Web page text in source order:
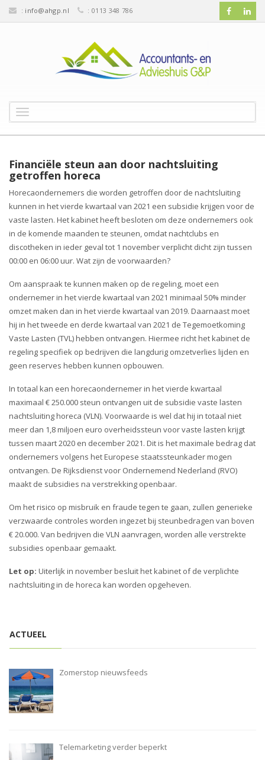
: info@ahgp.nl : 0113 348 786
o
g
l
a
v
i
g
a
i
n
Financiële steun aan door nachtsluiting
getroffen horeca
Horecaondernemers die worden getroffen door de nachtsluiting
kunnen in het vierde kwartaal van 2021 een subsidie krijgen voor de
vaste lasten. Het kabinet heeft besloten om deze ondernemers ook
in de komende maanden te steunen, omdat nachtclubs en
discotheken in ieder geval tot 1 november verplicht dicht zijn tussen
00:00 en 06:00 uur. Wat zijn de voorwaarden?
Om aanspraak te kunnen maken op de regeling, moet een
ondernemer in het vierde kwartaal van 2021 minimaal 50% minder
omzet maken dan in het vierde kwartaal van 2019. Daarnaast moet
hij in het tweede en derde kwartaal van 2021 de Tegemoetkoming
Vaste Lasten (TVL) hebben ontvangen. Hiermee richt het kabinet de
regeling specifiek op bedrijven die langdurig omzetverlies lijden en
geen reserves hebben kunnen opbouwen.
In totaal kan een horecaondernemer in het vierde kwartaal
maximaal € 250.000 steun ontvangen uit de subsidie vaste lasten
nachtsluiting horeca (VLN). Voorwaarde is wel dat hij in totaal niet
meer dan 1,8 miljoen euro overheidssteun voor vaste lasten krijgt
tussen maart 2020 en december 2021. Dit is het maximale bedrag dat
ondernemers volgens het Europese staatssteunkader mogen
ontvangen. De Rijksdienst voor Ondernemend Nederland (RVO)
maakt de subsidies na verstrekking openbaar.
Om het risico op misbruik en fraude tegen te gaan, zullen generieke
verzwaarde controles worden ingezet bij steunbedragen van boven
€ 20.000. Van bedrijven die VLN aanvragen, worden alle verstrekte
subsidies openbaar gemaakt.
Let op: Uiterlijk in november besluit het kabinet of de verplichte
nachtsluiting in de horeca kan worden opgeheven.
ACTUEEL
Zomerstop nieuwsfeeds
Telemarketing verder beperkt